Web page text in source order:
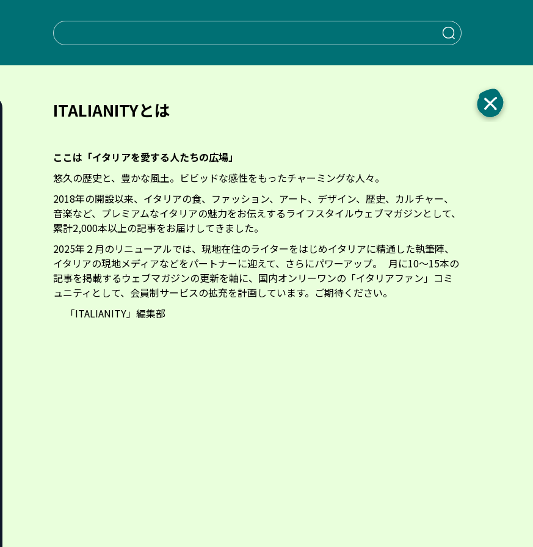
When
ITALIANITYとは
ここは「イタリアを愛する人たちの広場」
悠久の歴史と、豊かな風土。ビビッドな感性をもったチャーミングな人々。
2018年の開設以来、イタリアの食、ファッション、アート、デザイン、歴史、カルチャー、
音楽など、プレミアムなイタリアの魅力をお伝えするライフスタイルウェブマガジンとして、
累計2,000本以上の記事をお届けしてきました。
2025年２月のリニューアルでは、現地在住のライターをはじめイタリアに精通した執筆陣、
イタリアの現地メディアなどをパートナーに迎えて、さらにパワーアップ。 月に10〜15本の
記事を掲載するウェブマガジンの更新を軸に、国内オンリーワンの「イタリアファン」コミ
ュニティとして、会員制サービスの拡充を計画しています。ご期待ください。
「ITALIANITY」編集部